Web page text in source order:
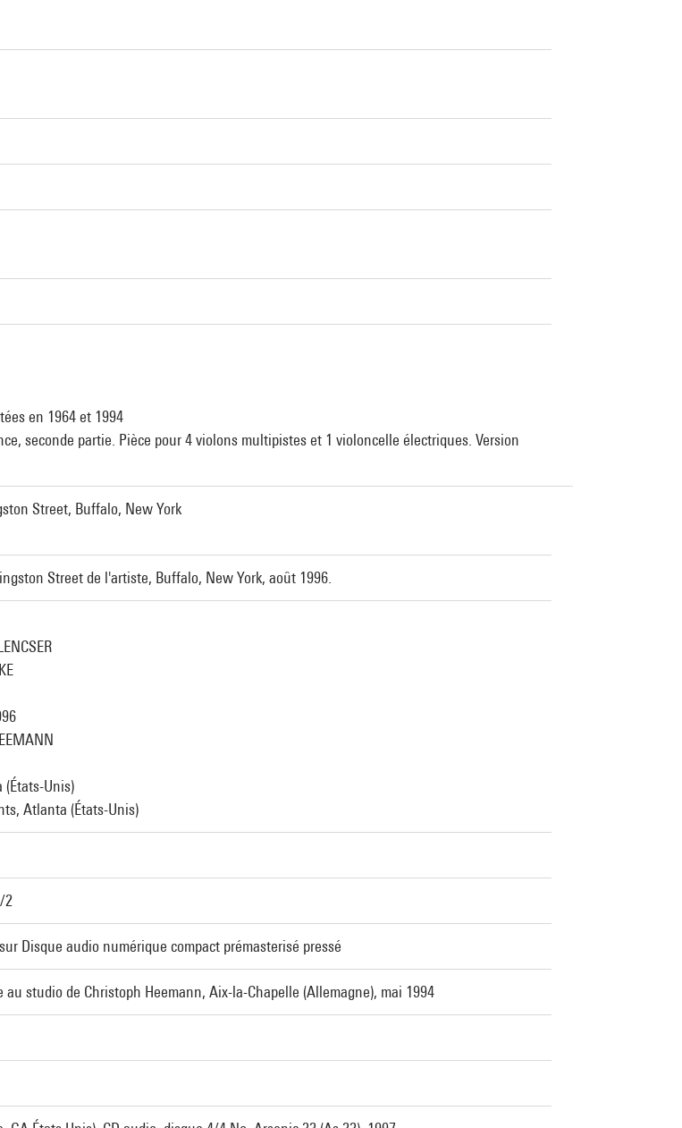
en 1964 et 1994
seconde partie. Pièce pour 4 violons multipistes et 1 violoncelle électriques. Version
Street, Buffalo, New York
Street de l'artiste, Buffalo, New York, août 1996.
Unis)
Atlanta (États-Unis)
2
Disque audio numérique compact prémasterisé pressé
au studio de Christoph Heemann, Aix-la-Chapelle (Allemagne), mai 1994